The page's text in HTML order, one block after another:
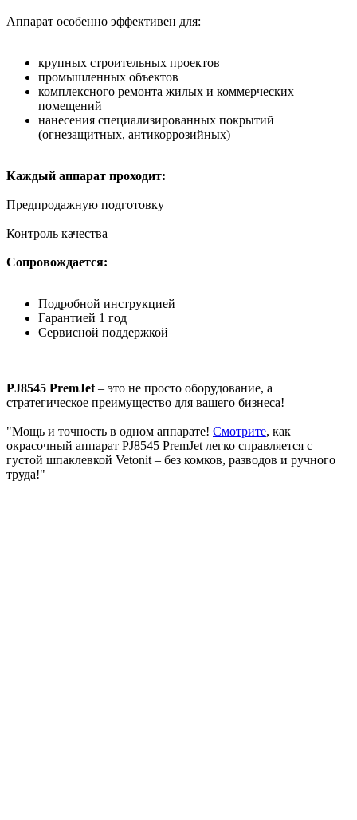
Аппарат особенно эффективен для:
крупных строительных проектов
промышленных объектов
комплексного ремонта жилых и коммерческих
помещений
нанесения специализированных покрытий
(огнезащитных, антикоррозийных)
Каждый аппарат проходит:
Предпродажную подготовку
Контроль качества
Сопровождается:
Подробной инструкцией
Гарантией 1 год
Сервисной поддержкой
PJ8545 PremJet – это не просто оборудование, а
стратегическое преимущество для вашего бизнеса!
"Мощь и точность в одном аппарате! Смотрите, как
окрасочный аппарат PJ8545 PremJet легко справляется с
густой шпаклевкой Vetonit – без комков, разводов и ручного
труда!"